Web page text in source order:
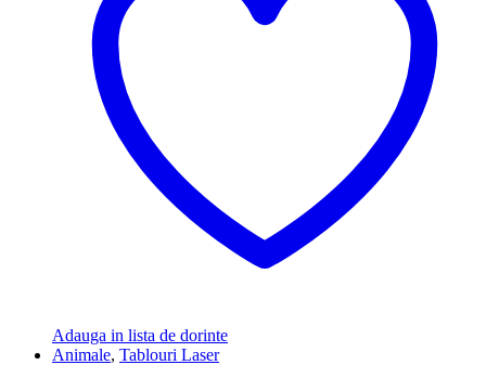
Adauga in lista de dorinte
Animale, Tablouri Laser